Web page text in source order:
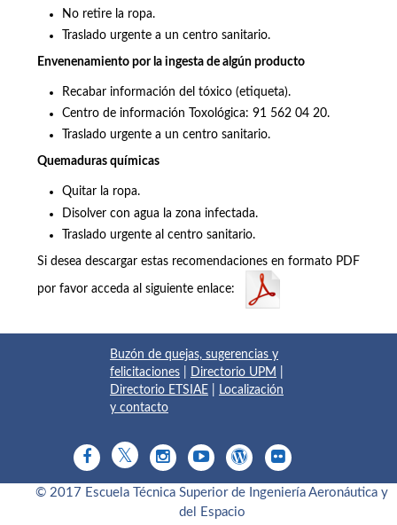
No retire la ropa.
Traslado urgente a un centro sanitario.
Envenenamiento por la ingesta de algún producto
Recabar información del tóxico (etiqueta).
Centro de información Toxológica: 91 562 04 20.
Traslado urgente a un centro sanitario.
Quemaduras químicas
Quitar la ropa.
Disolver con agua la zona infectada.
Traslado urgente al centro sanitario.
Si desea descargar estas recomendaciones en formato PDF
por favor acceda al siguiente enlace:
Buzón de quejas, sugerencias y
felicitaciones
Directorio UPM
Directorio ETSIAE
Localización
y contacto
© 2017 Escuela Técnica Superior de Ingeniería Aeronáutica y
del Espacio